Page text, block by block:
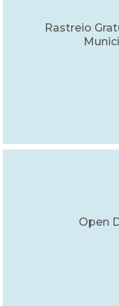
Rastreio
Open